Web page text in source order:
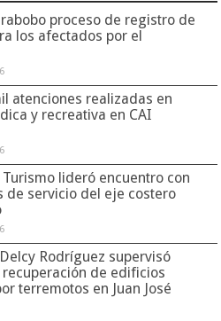
proceso de registro de
los afectados por el
atenciones realizadas en
y recreativa en CAI
lideró encuentro con
de servicio del eje costero
Rodríguez supervisó
de edificios
terremotos en Juan José